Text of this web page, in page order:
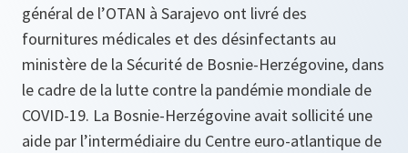
général de l’OTAN à Sarajevo ont livré des
fournitures médicales et des désinfectants au
ministère de la Sécurité de Bosnie-Herzégovine, dans
le cadre de la lutte contre la pandémie mondiale de
COVID-19. La Bosnie-Herzégovine avait sollicité une
aide par l’intermédiaire du Centre euro-atlantique de